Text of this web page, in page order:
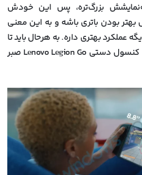
بزرگ‌تره، پس این خودش
بهتر بودن باتری باشه و به این معنی
عملکرد بهتری داره. به هرحال باید تا
زمان عرضه و بررسی کنسول دستی Lenovo Legion Go صبر